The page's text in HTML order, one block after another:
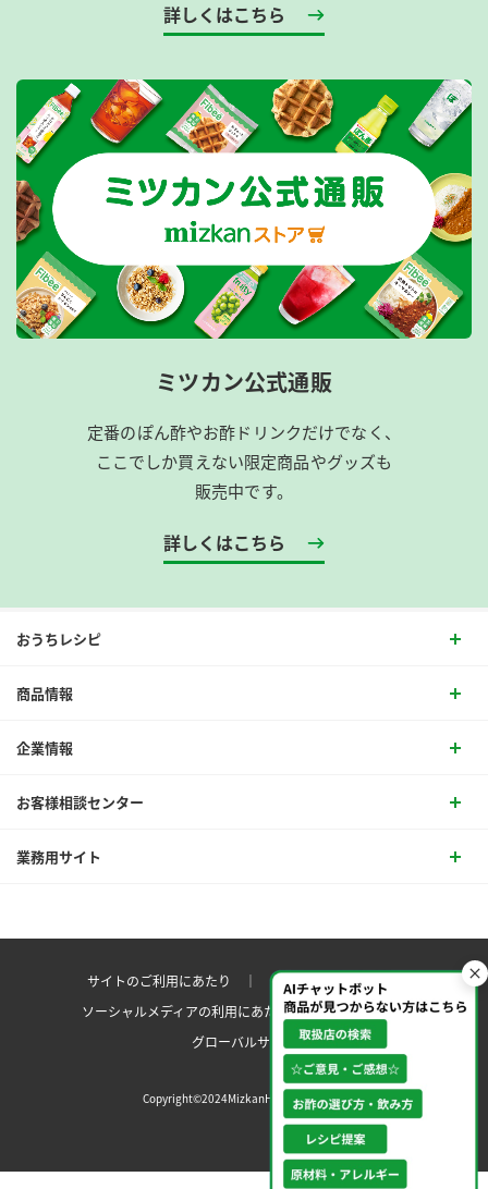
詳しくはこちら
ミツカン公式通販
定番のぽん酢やお酢ドリンクだけでなく、
ここでしか買えない限定商品やグッズも
販売中です。
詳しくはこちら
おうちレシピ
商品情報
企業情報
お客様相談センター
業務用サイト
サイトのご利用にあたり ｜プライバシーポリシー
ソーシャルメディアの利用にあたりサイトマップ ｜
グローバルサイト
Copyright©2024MizkanHoldingsCo.Ltd.